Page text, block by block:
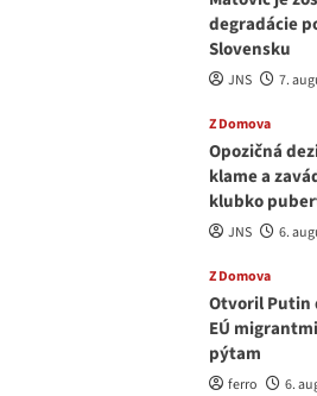
degradácie
Slovensku
JNS 7.
Z Domova
Opozičná
klame a
klubko
JNS 6.
Z Domova
Otvoril Putin
EÚ
pýtam
ferro 6.